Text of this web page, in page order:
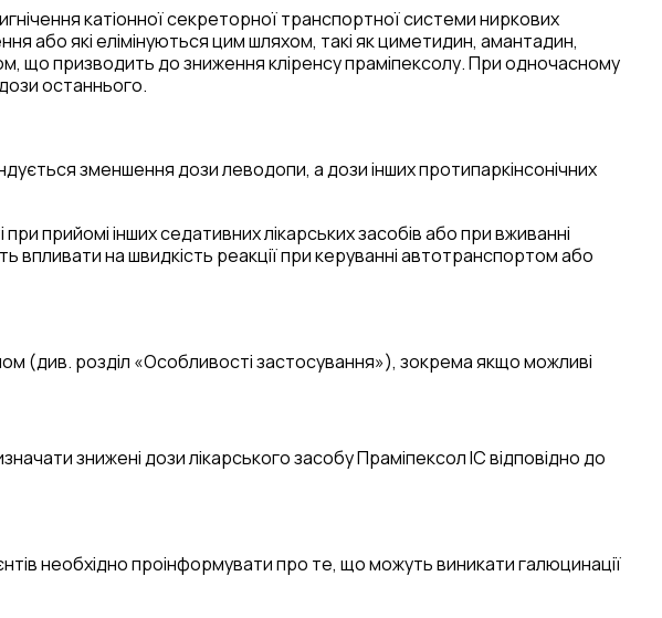
катіонної секреторної транспортної системи ниркових
або які елімінуються цим шляхом, такі як циметидин, амантадин,
що призводить до зниження кліренсу праміпексолу. При одночасному
останнього.
зменшення дози леводопи, а дози інших протипаркінсонічних
прийомі інших седативних лікарських засобів або при вживанні
впливати на швидкість реакції при керуванні автотранспортом або
(див. розділ «Особливості застосування»), зокрема якщо можливі
знижені дози лікарського засобу Праміпексол ІС відповідно до
необхідно проінформувати про те, що можуть виникати галюцинації